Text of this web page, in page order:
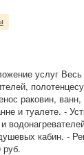
услуг
раковин,
и туалете. -
кабин. -